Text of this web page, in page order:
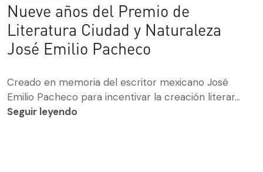
Nueve años del Premio de
Literatura Ciudad y Naturaleza
José Emilio Pacheco
Creado en memoria del escritor mexicano José
Emilio Pacheco para incentivar la creación literar...
Seguir leyendo